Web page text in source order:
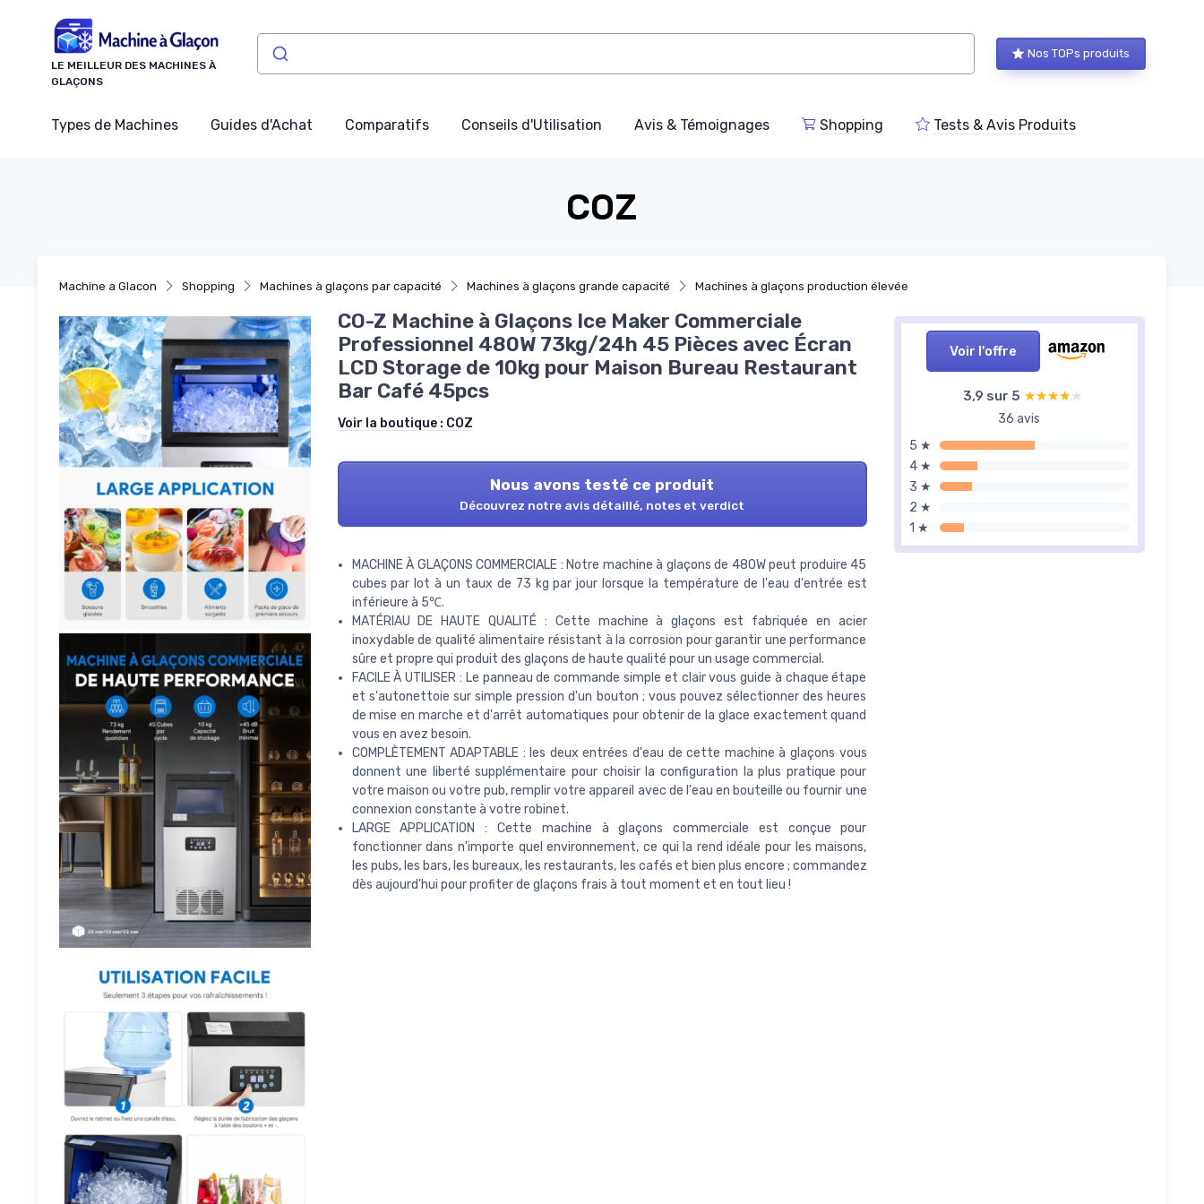
LE MEILLEUR DES MACHINES À
GLAÇONS
Nos TOPs produits
Types de Machines Guides d'Achat Comparatifs Conseils d'Utilisation Avis & Témoignages Shopping Tests & Avis Produits
COZ
Machine a Glacon Shopping Machines à glaçons par capacité Machines à glaçons grande capacité Machines à glaçons production élevée
Voir l'offre
3,9 sur 5 ★★★★★
★★★★★
36 avis
5 ★
4 ★
3 ★
2 ★
1 ★
CO-Z Machine à Glaçons Ice Maker Commerciale
Professionnel 480W 73kg/24h 45 Pièces avec Écran
LCD Storage de 10kg pour Maison Bureau Restaurant
Bar Café 45pcs
Voir la boutique : COZ
Nous avons testé ce produit
Découvrez notre avis détaillé, notes et verdict
MACHINE À GLAÇONS COMMERCIALE : Notre machine à glaçons de 480W peut produire 45
cubes par lot à un taux de 73 kg par jour lorsque la température de l'eau d'entrée est
inférieure à 5℃.
MATÉRIAU DE HAUTE QUALITÉ : Cette machine à glaçons est fabriquée en acier
inoxydable de qualité alimentaire résistant à la corrosion pour garantir une performance
sûre et propre qui produit des glaçons de haute qualité pour un usage commercial.
FACILE À UTILISER : Le panneau de commande simple et clair vous guide à chaque étape
et s'autonettoie sur simple pression d'un bouton ; vous pouvez sélectionner des heures
de mise en marche et d'arrêt automatiques pour obtenir de la glace exactement quand
vous en avez besoin.
COMPLÈTEMENT ADAPTABLE : les deux entrées d'eau de cette machine à glaçons vous
donnent une liberté supplémentaire pour choisir la configuration la plus pratique pour
votre maison ou votre pub, remplir votre appareil avec de l'eau en bouteille ou fournir une
connexion constante à votre robinet.
LARGE APPLICATION : Cette machine à glaçons commerciale est conçue pour
fonctionner dans n'importe quel environnement, ce qui la rend idéale pour les maisons,
les pubs, les bars, les bureaux, les restaurants, les cafés et bien plus encore ; commandez
dès aujourd'hui pour profiter de glaçons frais à tout moment et en tout lieu !